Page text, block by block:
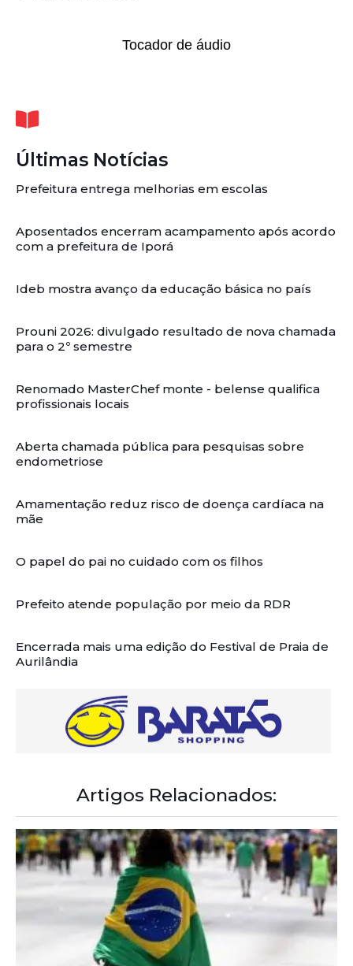
Tocador de áudio
Últimas Notícias
Prefeitura entrega melhorias em escolas
Aposentados encerram acampamento após acordo
com a prefeitura de Iporá
Ideb mostra avanço da educação básica no país
Prouni 2026: divulgado resultado de nova chamada
para o 2º semestre
Renomado MasterChef monte - belense qualifica
profissionais locais
Aberta chamada pública para pesquisas sobre
endometriose
Amamentação reduz risco de doença cardíaca na
mãe
O papel do pai no cuidado com os filhos
Prefeito atende população por meio da RDR
Encerrada mais uma edição do Festival de Praia de
Aurilândia